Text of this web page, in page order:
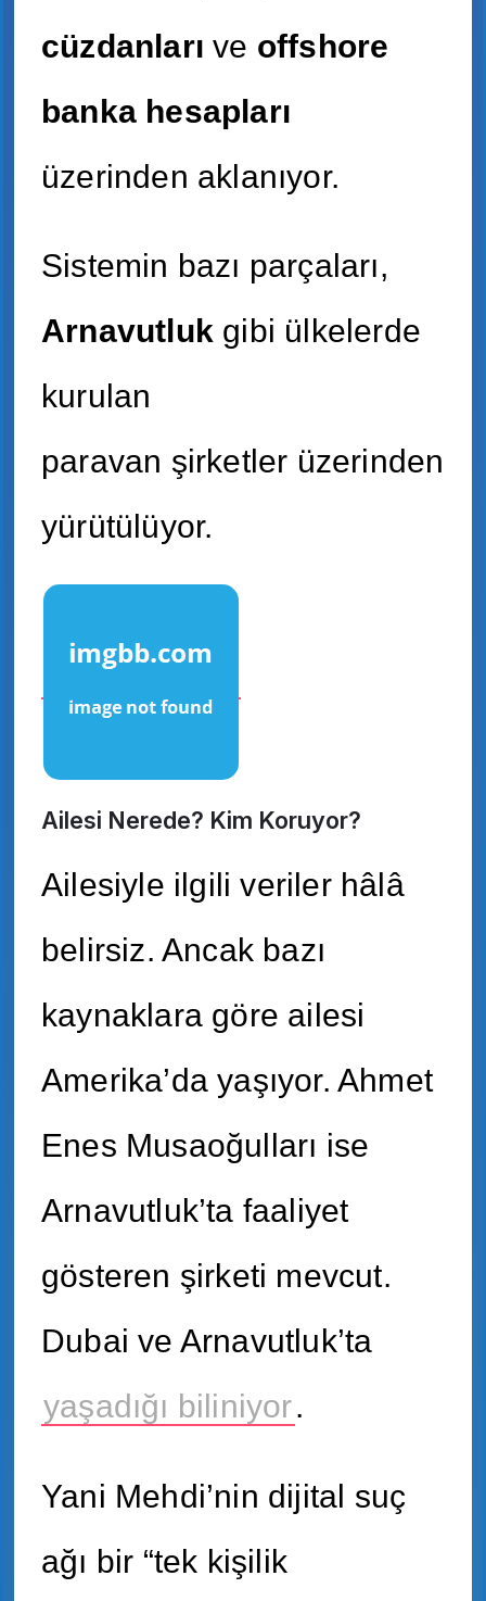
cüzdanları ve offshore
banka hesapları
üzerinden aklanıyor.
Sistemin bazı parçaları,
Arnavutluk gibi ülkelerde
kurulan
paravan şirketler üzerinden
yürütülüyor.
Ailesi Nerede? Kim Koruyor?
Ailesiyle ilgili veriler hâlâ
belirsiz. Ancak bazı
kaynaklara göre ailesi
Amerika’da yaşıyor. Ahmet
Enes Musaoğulları ise
Arnavutluk’ta faaliyet
gösteren şirketi mevcut.
Dubai ve Arnavutluk’ta
yaşadığı biliniyor.
Yani Mehdi’nin dijital suç
ağı bir “tek kişilik